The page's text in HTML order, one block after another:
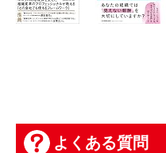
よくある質問